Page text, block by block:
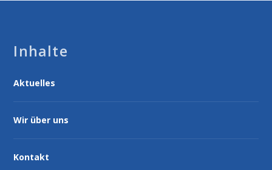
Inhalte
Aktuelles
Wir über uns
Kontakt